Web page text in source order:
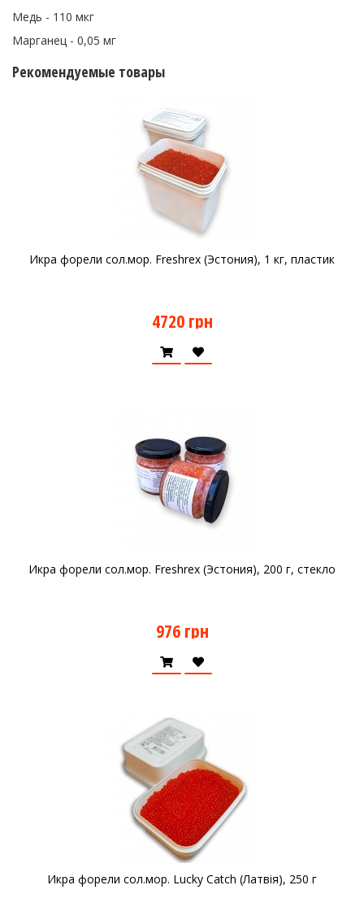
Медь - 110 мкг
Марганец - 0,05 мг
Рекомендуемые товары
Икра форели сол.мор. Freshrex (Эстония), 1 кг, пластик
4720 грн
Икра форели сол.мор. Freshrex (Эстония), 200 г, стекло
976 грн
Икра форели сол.мор. Lucky Catch (Латвія), 250 г